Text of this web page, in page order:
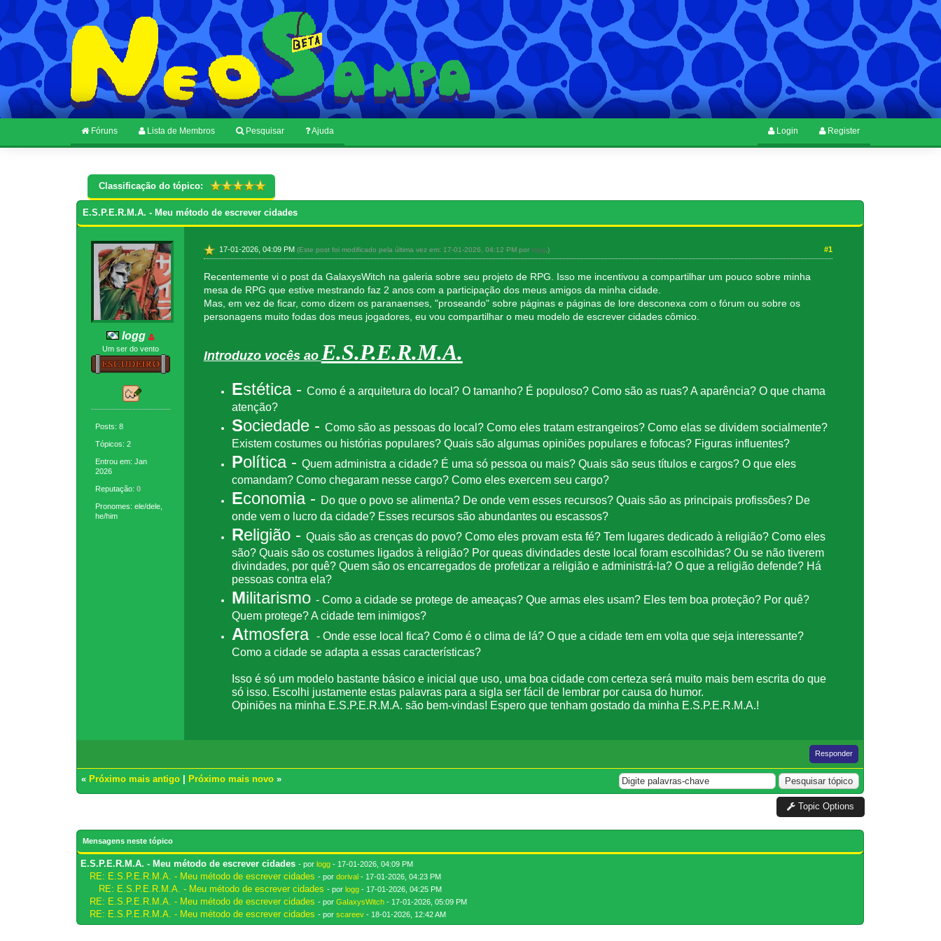
Fóruns Lista de Membros Pesquisar Ajuda Register
Login
Classificação do tópico:
E.S.P.E.R.M.A. - Meu método de escrever cidades
logg
Um ser do vento
Posts: 8
Tópicos: 2
Entrou em: Jan
2026
Reputação:0
Pronomes: ele/dele,
he/him
#1
17-01-2026, 04:09 PM (Este post foi modificado pela última vez em: 17-01-2026, 04:12 PM por logg .)
Recentemente vi o post da GalaxysWitch na galeria sobre seu projeto de RPG. Isso me incentivou a compartilhar um pouco sobre minha
mesa de RPG que estive mestrando faz 2 anos com a participação dos meus amigos da minha cidade.
Mas, em vez de ficar, como dizem os paranaenses, "proseando" sobre páginas e páginas de lore desconexa com o fórum ou sobre os
personagens muito fodas dos meus jogadores, eu vou compartilhar o meu modelo de escrever cidades cômico.
Introduzo vocês ao E.S.P.E.R.M.A.
Estética - Como é a arquitetura do local? O tamanho? É populoso? Como são as ruas? A aparência? O que chama
atenção?
Sociedade - Como são as pessoas do local? Como eles tratam estrangeiros? Como elas se dividem socialmente?
Existem costumes ou histórias populares? Quais são algumas opiniões populares e fofocas? Figuras influentes?
Política - Quem administra a cidade? É uma só pessoa ou mais? Quais são seus títulos e cargos? O que eles
comandam? Como chegaram nesse cargo? Como eles exercem seu cargo?
Economia - Do que o povo se alimenta? De onde vem esses recursos? Quais são as principais profissões? De
onde vem o lucro da cidade? Esses recursos são abundantes ou escassos?
Religião - Quais são as crenças do povo? Como eles provam esta fé? Tem lugares dedicado à religião? Como eles
são? Quais são os costumes ligados à religião? Por queas divindades deste local foram escolhidas? Ou se não tiverem
divindades, por quê? Quem são os encarregados de profetizar a religião e administrá-la? O que a religião defende? Há
pessoas contra ela?
Militarismo - Como a cidade se protege de ameaças? Que armas eles usam? Eles tem boa proteção? Por quê?
Quem protege? A cidade tem inimigos?
Atmosfera - Onde esse local fica? Como é o clima de lá? O que a cidade tem em volta que seja interessante?
Como a cidade se adapta a essas características?
Isso é só um modelo bastante básico e inicial que uso, uma boa cidade com certeza será muito mais bem escrita do que
só isso. Escolhi justamente estas palavras para a sigla ser fácil de lembrar por causa do humor.
Opiniões na minha E.S.P.E.R.M.A. são bem-vindas! Espero que tenham gostado da minha E.S.P.E.R.M.A.!
Responder
« Próximo mais antigo Próximo mais novo »
Topic Options
Mensagens neste tópico
E.S.P.E.R.M.A. - Meu método de escrever cidades - porlogg - 17-01-2026, 04:09 PM
RE: E.S.P.E.R.M.A. - Meu método de escrever cidades - pordorival - 17-01-2026, 04:23 PM
RE: E.S.P.E.R.M.A. - Meu método de escrever cidades - porlogg - 17-01-2026, 04:25 PM
RE: E.S.P.E.R.M.A. - Meu método de escrever cidades - porGaIaxysWitch - 17-01-2026, 05:09 PM
RE: E.S.P.E.R.M.A. - Meu método de escrever cidades - porscareev - 18-01-2026, 12:42 AM